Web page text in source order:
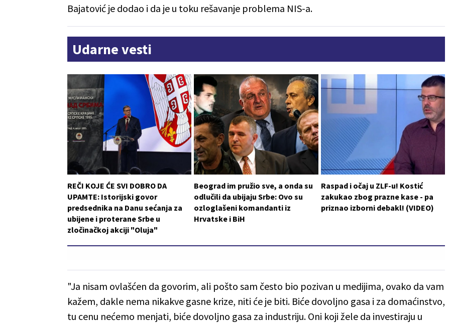
Bajatović je dodao i da je u toku rešavanje problema NIS-a.
Udarne vesti
REČI KOJE ĆE SVI DOBRO DA
UPAMTE: Istorijski govor
predsednika na Danu sećanja za
ubijene i proterane Srbe u
zločinačkoj akciji "Oluja"
Beograd im pružio sve, a onda su
odlučili da ubijaju Srbe: Ovo su
ozloglašeni komandanti iz
Hrvatske i BiH
Raspad i očaj u ZLF-u! Kostić
zakukao zbog prazne kase - pa
priznao izborni debakl! (VIDEO)
"Ja nisam ovlašćen da govorim, ali pošto sam često bio pozivan u medijima, ovako da vam
kažem, dakle nema nikakve gasne krize, niti će je biti. Biće dovoljno gasa i za domaćinstvo,
tu cenu nećemo menjati, biće dovoljno gasa za industriju. Oni koji žele da investiraju u